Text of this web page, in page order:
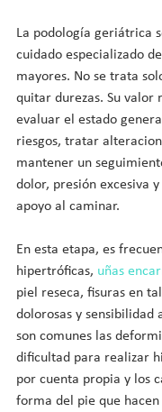
La podología geriátrica
cuidado especializado
mayores. No se trata
quitar durezas. Su valor
evaluar el estado
riesgos, tratar
mantener un
dolor, presión excesiva
apoyo al caminar.
En esta etapa, es
hipertróficas, uñas
piel reseca, fisuras en
dolorosas y sensibilidad
son comunes las
dificultad para realizar
por cuenta propia y los
forma del pie que